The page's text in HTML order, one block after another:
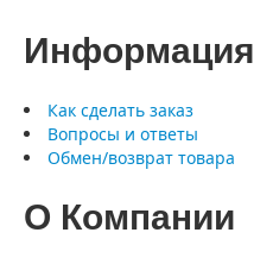
Информация
Как сделать заказ
Вопросы и ответы
Обмен/возврат товара
О Компании